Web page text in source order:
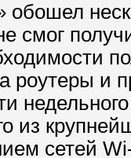
смог
роутеры и
из
сетей